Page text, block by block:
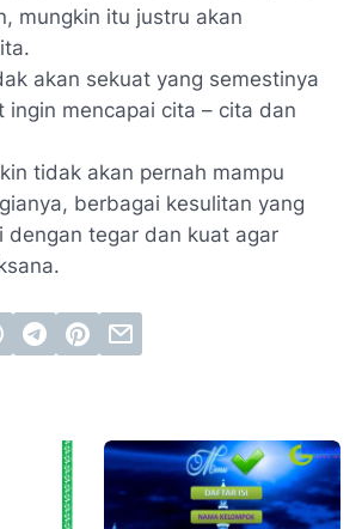
mungkin itu justru akan
akan sekuat yang semestinya
ingin mencapai cita – cita dan
tidak akan pernah mampu
berbagai kesulitan yang
dengan tegar dan kuat agar